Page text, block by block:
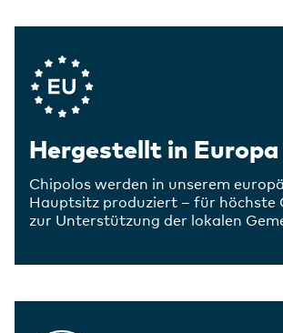
Company Values
Hergestellt in Europa
Chipolos werden in unserem
Hauptsitz produziert – für höchste
zur Unterstützung der lokalen